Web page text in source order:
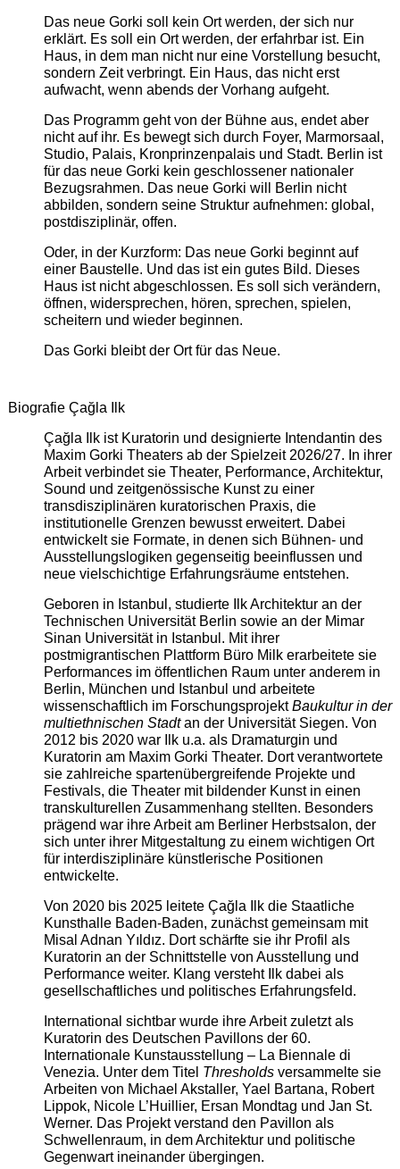
Das neue Gorki soll kein Ort werden, der sich nur
erklärt. Es soll ein Ort werden, der erfahrbar ist. Ein
Haus, in dem man nicht nur eine Vorstellung besucht,
sondern Zeit verbringt. Ein Haus, das nicht erst
aufwacht, wenn abends der Vorhang aufgeht.
Das Programm geht von der Bühne aus, endet aber
nicht auf ihr. Es bewegt sich durch Foyer, Marmorsaal,
Studio, Palais, Kronprinzenpalais und Stadt. Berlin ist
für das neue Gorki kein geschlossener nationaler
Bezugsrahmen. Das neue Gorki will Berlin nicht
abbilden, sondern seine Struktur aufnehmen: global,
postdisziplinär, offen.
Oder, in der Kurzform: Das neue Gorki beginnt auf
einer Baustelle. Und das ist ein gutes Bild. Dieses
Haus ist nicht abgeschlossen. Es soll sich verändern,
öffnen, widersprechen, hören, sprechen, spielen,
scheitern und wieder beginnen.
Das Gorki bleibt der Ort für das Neue.
Biografie Çağla Ilk
Çağla Ilk ist Kuratorin und designierte Intendantin des
Maxim Gorki Theaters ab der Spielzeit 2026/27. In ihrer
Arbeit verbindet sie Theater, Performance, Architektur,
Sound und zeitgenössische Kunst zu einer
transdisziplinären kuratorischen Praxis, die
institutionelle Grenzen bewusst erweitert. Dabei
entwickelt sie Formate, in denen sich Bühnen- und
Ausstellungslogiken gegenseitig beeinflussen und
neue vielschichtige Erfahrungsräume entstehen.
Geboren in Istanbul, studierte Ilk Architektur an der
Technischen Universität Berlin sowie an der Mimar
Sinan Universität in Istanbul. Mit ihrer
postmigrantischen Plattform Büro Milk erarbeitete sie
Performances im öffentlichen Raum unter anderem in
Berlin, München und Istanbul und arbeitete
wissenschaftlich im ForschungsprojektBaukultur in der
multiethnischen Stadtan der Universität Siegen. Von
2012 bis 2020 war Ilk u.a. als Dramaturgin und
Kuratorin am Maxim Gorki Theater. Dort verantwortete
sie zahlreiche spartenübergreifende Projekte und
Festivals, die Theater mit bildender Kunst in einen
transkulturellen Zusammenhang stellten. Besonders
prägend war ihre Arbeit am Berliner Herbstsalon, der
sich unter ihrer Mitgestaltung zu einem wichtigen Ort
für interdisziplinäre künstlerische Positionen
entwickelte.
Von 2020 bis 2025 leitete Çağla Ilk die Staatliche
Kunsthalle Baden-Baden, zunächst gemeinsam mit
Misal Adnan Yıldız. Dort schärfte sie ihr Profil als
Kuratorin an der Schnittstelle von Ausstellung und
Performance weiter. Klang versteht Ilk dabei als
gesellschaftliches und politisches Erfahrungsfeld.
International sichtbar wurde ihre Arbeit zuletzt als
Kuratorin des Deutschen Pavillons der 60.
Internationale Kunstausstellung – La Biennale di
Venezia. Unter dem Titel Thresholdsversammelte sie
Arbeiten von Michael Akstaller, Yael Bartana, Robert
Lippok, Nicole L’Huillier, Ersan Mondtag und Jan St.
Werner. Das Projekt verstand den Pavillon als
Schwellenraum, in dem Architektur und politische
Gegenwart ineinander übergingen.